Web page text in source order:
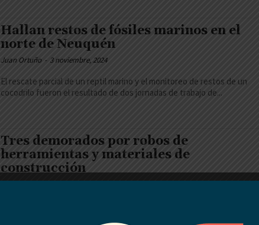
Hallan restos de fósiles marinos en el
norte de Neuquén
Juan Ortuño - 3 noviembre, 2024
El rescate parcial de un reptil marino y el monitoreo de restos de un
cocodrilo fueron el resultado de dos jornadas de trabajo de...
Tres demorados por robos de
herramientas y materiales de
construcción
Juan Ortuño - 3 noviembre, 2024